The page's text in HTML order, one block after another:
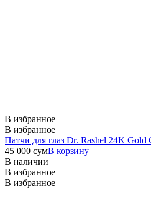
В избранное
В избранное
Патчи для глаз Dr. Rashel 24K Gold
45 000 сумВ корзину
В наличии
В избранное
В избранное